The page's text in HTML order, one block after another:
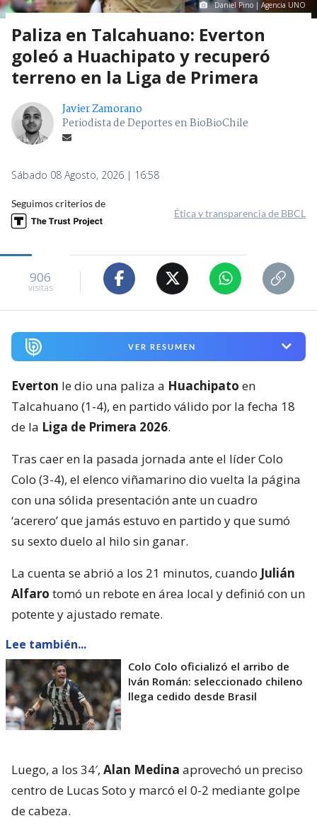
Daniel Pino | Agencia UNO
Paliza en Talcahuano: Everton
goleó a Huachipato y recuperó
terreno en la Liga de Primera
Javier Zamorano
Periodista de Deportes en BioBioChile
Sábado 08 Agosto, 2026 | 16:58
Seguimos criterios de
Ética y transparencia de BBCL
906
visitas
VER RESUMEN
Everton le dio una paliza a Huachipato en
Talcahuano (1-4), en partido válido por la fecha 18
de la Liga de Primera 2026.
Tras caer en la pasada jornada ante el líder Colo
Colo (3-4), el elenco viñamarino dio vuelta la página
con una sólida presentación ante un cuadro
‘acerero’ que jamás estuvo en partido y que sumó
su sexto duelo al hilo sin ganar.
La cuenta se abrió a los 21 minutos, cuando Julián
Alfaro tomó un rebote en área local y definió con un
potente y ajustado remate.
Lee también...
Colo Colo oficializó el arribo de
Iván Román: seleccionado chileno
llega cedido desde Brasil
Luego, a los 34′, Alan Medina aprovechó un preciso
centro de Lucas Soto y marcó el 0-2 mediante golpe
de cabeza.